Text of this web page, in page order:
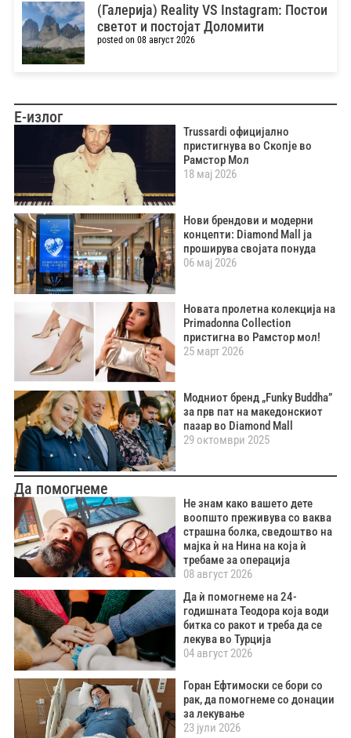
(Галерија) Reality VS Instagram: Постои
светот и постојат Доломити
posted on 08 август 2026
Е-излог
Trussardi официјално
пристигнува во Скопје во
Рамстор Мол
18 мај 2026
Нови брендови и модерни
концепти: Diamond Mall ја
проширува својата понуда
06 мај 2026
Новата пролетна колекција на
Primadonna Collection
пристигна во Рамстор мол!
25 март 2026
Модниот бренд „Funky Buddha”
за прв пат на македонскиот
пазар во Diamond Mall
29 октомври 2025
Да помогнеме
Не знам како вашето дете
воопшто преживува со ваква
страшна болка, сведоштво на
мајка ѝ на Нина на која ѝ
требаме за операција
08 август 2026
Да ѝ помогнеме на 24-
годишната Теодора која води
битка со ракот и треба да се
лекува во Турција
04 август 2026
Горан Ефтимоски се бори со
рак, да помогнеме со донации
за лекување
23 јули 2026